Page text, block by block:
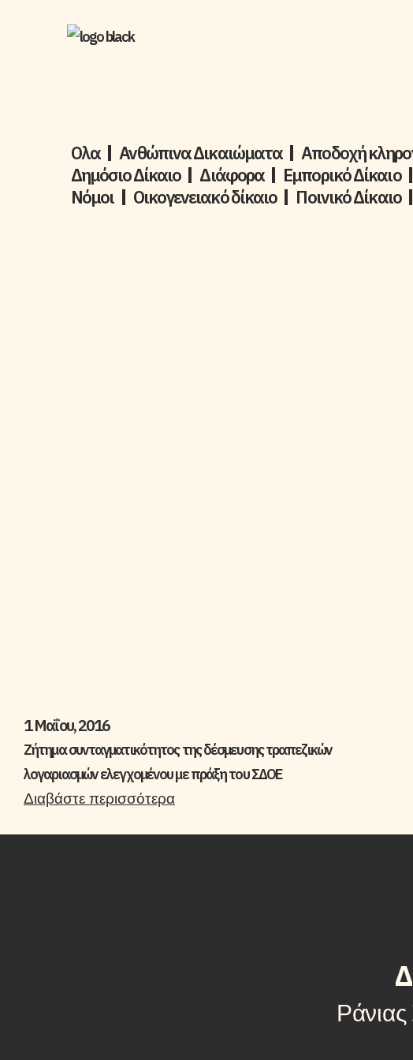
Ολα Ανθώπινα Δικαιώματα Aποδοχή
Δημόσιο Δίκαιο
Διάφορα Εμπορικό Δίκαιο
Νόμοι
Οικογενειακό δίκαιο Ποινικό Δίκαιο
1 Μαΐου, 2016
Ζήτημα συνταγματικότητος της δέσμευσης τραπεζικών
λογαριασμών ελεγχομένου με πράξη του ΣΔΟΕ
Διαβάστε περισσότερα